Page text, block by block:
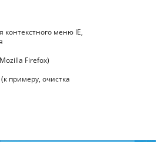
меню IE,
Firefox)
примеру, очистка